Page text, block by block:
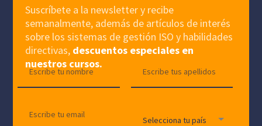
Suscríbete a la newsletter y recibe
semanalmente, además de artículos de interés
sobre los sistemas de gestión ISO y habilidades
directivas, descuentos especiales en
nuestros cursos.